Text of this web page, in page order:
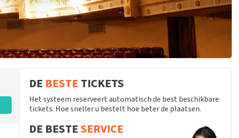
DE BESTE TICKETS
Het systeem reserveert automatisch de best beschikbare
tickets. Hoe sneller u bestelt hoe beter de plaatsen.
DE BESTESERVICE